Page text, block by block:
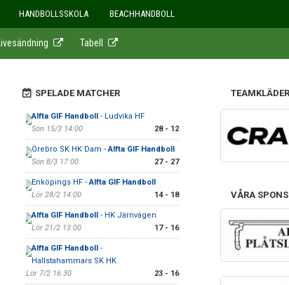
HANDBOLLSSKOLA BEACHHANDBOLL
Livesändning Tabell
SPELADE MATCHER
Alfta GIF Handboll- Ludvika HF
Sön 15/3 14:00
28 - 12
Örebro SK HK Dam -Alfta GIF Handboll
Sön 8/3 17:00
27 - 27
Enköpings HF -Alfta GIF Handboll
Lör 28/2 14:00
14 - 18
Alfta GIF Handboll- HK Järnvägen
Lör 21/2 13:00
17 - 16
Alfta GIF Handboll-
Hallstahammars SK HK
Lör 7/2 16:30
23 - 16
TEAMKLÄDER
VÅRA